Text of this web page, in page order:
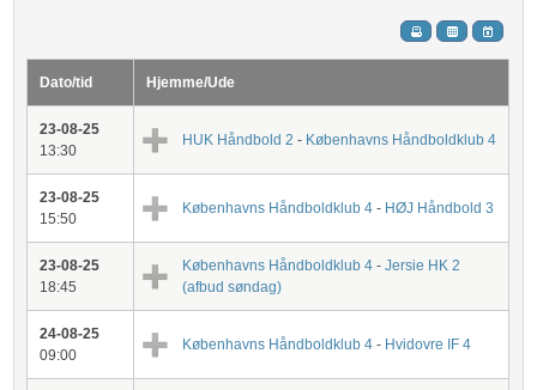
Dato/tid Hjemme/Ude
23-08-25
13:30
HUK Håndbold 2 - Københavns Håndboldklub 4
23-08-25
15:50
Københavns Håndboldklub 4 - HØJ Håndbold 3
23-08-25
18:45
Københavns Håndboldklub 4 -Jersie HK 2
(afbud søndag)
24-08-25
09:00
Københavns Håndboldklub 4 - Hvidovre IF 4